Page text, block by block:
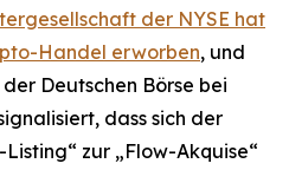
der NYSE hat
Handel erworben, und
Deutschen Börse bei
dass sich der
zur „Flow-Akquise“